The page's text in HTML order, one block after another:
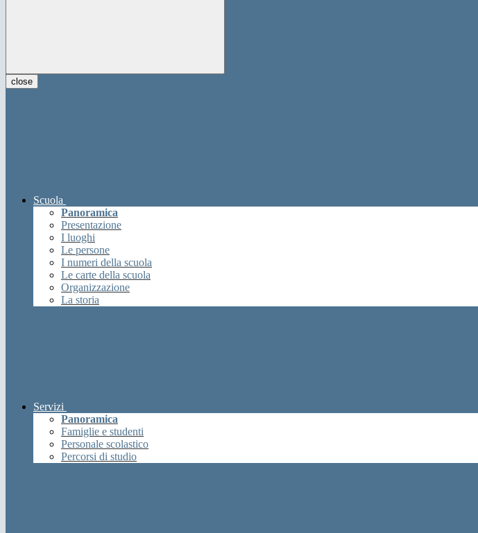
close
Scuola
Panoramica
Presentazione
I luoghi
Le persone
I numeri della scuola
Le carte della scuola
Organizzazione
La storia
Servizi
Panoramica
Famiglie e studenti
Personale scolastico
Percorsi di studio